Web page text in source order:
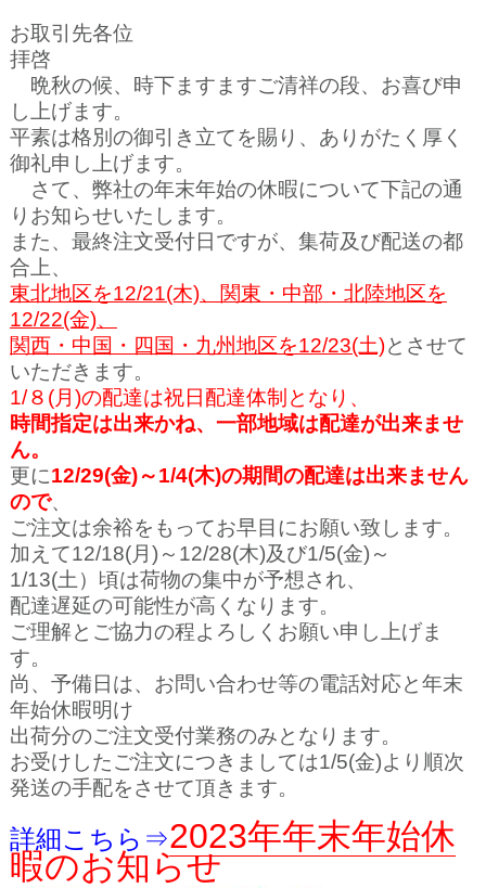
お取引先各位
拝啓
晩秋の候、時下ますますご清祥の段、お喜び申
し上げます。
平素は格別の御引き立てを賜り、ありがたく厚く
御礼申し上げます。
さて、弊社の年末年始の休暇について下記の通
りお知らせいたします。
また、最終注文受付日ですが、集荷及び配送の都
合上、
東北地区を12/21(木)、関東・中部・北陸地区を
12/22(金)、
関西・中国・四国・九州地区を12/23(土)とさせて
いただきます。
1/８(月)の配達は祝日配達体制となり、
時間指定は出来かね、一部地域は配達が出来ませ
ん。
更に12/29(金)～1/4(木)の期間の配達は出来ません
ので、
ご注文は余裕を もってお早目にお願い致します。
加えて12/18(月)～12/28(木)及び1/5(金)～
1/13(土）頃は荷物の集中が予想され、
配達遅延の可能性が高くなります。
ご理解とご協力の程よろしくお願い申し上げま
す。
尚、予備日は、お問い合わせ等の電話対応と年末
年始休暇明け
出荷分のご注文受付業務のみとなります。
お受けしたご注文につきましては1/5(金)より順次
発送の手配をさせて頂きます。
詳細こちら⇒2023年年末年始休
暇のお知らせ